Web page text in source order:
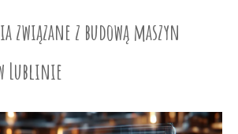
związane z budową maszyn
Lublinie